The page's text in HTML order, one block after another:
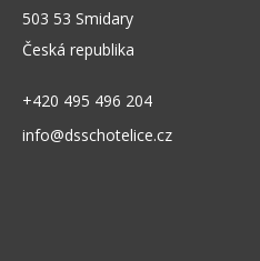
503 53 Smidary
Česká republika
+420 495 496 204
info@dsschotelice.cz